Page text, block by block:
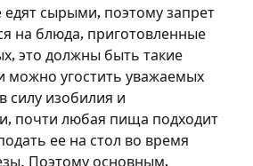
сырыми, поэтому запрет
на блюда, приготовленные
это должны быть такие
можно угостить уважаемых
силу изобилия и
почти любая пища подходит
ее на стол во время
Поэтому основным,